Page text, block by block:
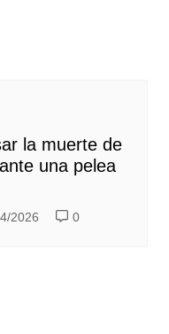
la muerte de
una pelea
2026 0